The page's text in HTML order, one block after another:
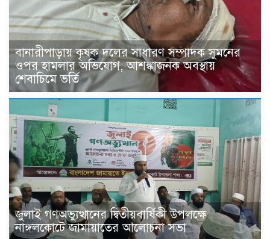
বানারীপাড়ায় কৃষক দলের সাধারণ সম্পাদক সুমনের
ওপর হামলার অভিযোগ, আশঙ্কাজনক অবস্থায়
শেবাচিমে ভর্তি
জুলাই গণঅভ্যুত্থানের দ্বিতীয়বার্ষিকী উপলক্ষে
নাঙ্গলকোটে জামায়াতের আলোচনা সভা